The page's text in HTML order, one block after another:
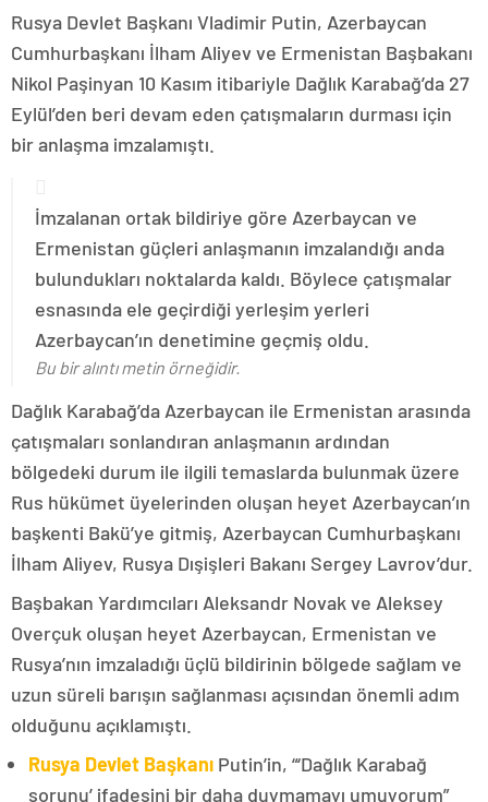
Rusya Devlet Başkanı Vladimir Putin, Azerbaycan
Cumhurbaşkanı İlham Aliyev ve Ermenistan Başbakanı
Nikol Paşinyan 10 Kasım itibariyle Dağlık Karabağ’da 27
Eylül’den beri devam eden çatışmaların durması için
bir anlaşma imzalamıştı.
İmzalanan ortak bildiriye göre Azerbaycan ve
Ermenistan güçleri anlaşmanın imzalandığı anda
bulundukları noktalarda kaldı. Böylece çatışmalar
esnasında ele geçirdiği yerleşim yerleri
Azerbaycan’ın denetimine geçmiş oldu.
Bu bir alıntı metin örneğidir.
Dağlık Karabağ’da Azerbaycan ile Ermenistan arasında
çatışmaları sonlandıran anlaşmanın ardından
bölgedeki durum ile ilgili temaslarda bulunmak üzere
Rus hükümet üyelerinden oluşan heyet Azerbaycan’ın
başkenti Bakü’ye gitmiş, Azerbaycan Cumhurbaşkanı
İlham Aliyev, Rusya Dışişleri Bakanı Sergey Lavrov’dur.
Başbakan Yardımcıları Aleksandr Novak ve Aleksey
Overçuk oluşan heyet Azerbaycan, Ermenistan ve
Rusya’nın imzaladığı üçlü bildirinin bölgede sağlam ve
uzun süreli barışın sağlanması açısından önemli adım
olduğunu açıklamıştı.
Rusya Devlet Başkanı Putin’in, “‘Dağlık Karabağ
sorunu’ ifadesini bir daha duymamayı umuyorum”